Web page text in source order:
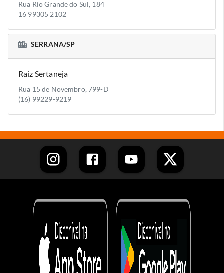
Rua Rio Grande do Sul, 184
16 99305 2102
SERRANA/SP
Raiz Sertaneja
Rua 15 de Novembro, 799-D
(16) 99229-9219